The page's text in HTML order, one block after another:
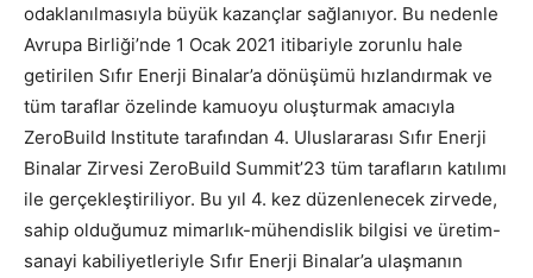
odaklanılmasıyla büyük kazançlar sağlanıyor. Bu nedenle
Avrupa Birliği’nde 1 Ocak 2021 itibariyle zorunlu hale
getirilen Sıfır Enerji Binalar’a dönüşümü hızlandırmak ve
tüm taraflar özelinde kamuoyu oluşturmak amacıyla
ZeroBuild Institute tarafından 4. Uluslararası Sıfır Enerji
Binalar Zirvesi ZeroBuild Summit’23 tüm tarafların katılımı
ile gerçekleştiriliyor. Bu yıl 4. kez düzenlenecek zirvede,
sahip olduğumuz mimarlık-mühendislik bilgisi ve üretim-
sanayi kabiliyetleriyle Sıfır Enerji Binalar’a ulaşmanın